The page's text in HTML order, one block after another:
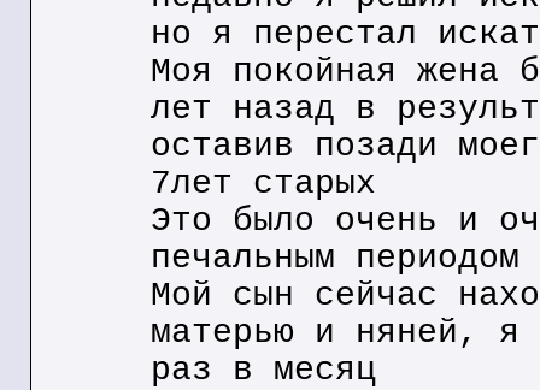
но я перестал
Моя покойная жена
лет назад в
оставив позади
7лет старых
Это было очень и
печальным периодом
Мой сын сейчас
матерью и няней, я
раз в месяц